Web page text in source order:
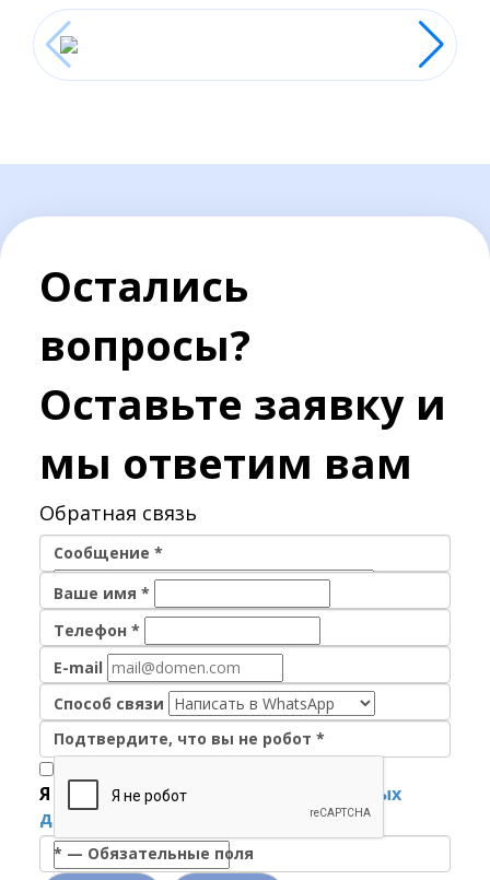
Остались
вопросы?
Оставьте заявку и
мы ответим вам
Обратная связь
Сообщение *
Ваше имя *
Телефон *
E-mail
Способ связи
Подтвердите, что вы не робот *
Я согласен наобработку персональных
данных
* — Обязательные поля